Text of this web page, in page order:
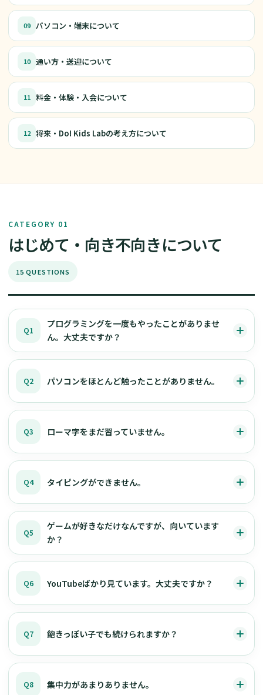
09 パソコン・端末について
10 通い方・送迎について
11 料金・体験・入会について
12 将来・Do! Kids Labの考え方について
CATEGORY 01
はじめて・向き不向きについて
15 QUESTIONS
Q1
プログラミングを一度もやったことがありませ
ん。大丈夫ですか？
Q2 パソコンをほとんど触ったことがありません。
Q3 ローマ字をまだ習っていません。
Q4 タイピングができません。
Q5
ゲームが好きなだけなんですが、向いています
か？
Q6 YouTubeばかり見ています。大丈夫ですか？
Q7 飽きっぽい子でも続けられますか？
Q8 集中力があまりありません。